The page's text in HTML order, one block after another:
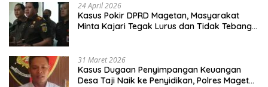
24 April 2026
Kasus Pokir DPRD Magetan, Masyarakat
Minta Kajari Tegak Lurus dan Tidak Tebang
31 Maret 2026
Kasus Dugaan Penyimpangan Keuangan
Desa Taji Naik ke Penyidikan, Polres Magetan